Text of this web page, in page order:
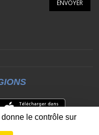
ENVOYER
le contrôle sur